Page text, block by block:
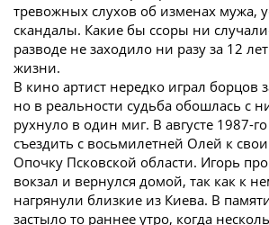
тревожных слухов об изменах мужа,
скандалы. Какие бы ссоры ни
разводе не заходило ни разу за 12
жизни.
В кино артист нередко играл борцов
но в реальности судьба обошлась с
рухнуло в один миг. В августе 1987-
съездить с восьмилетней Олей к
Опочку Псковской области. Игорь
вокзал и вернулся домой, так как к
нагрянули близкие из Киева. В
застыло то раннее утро, когда